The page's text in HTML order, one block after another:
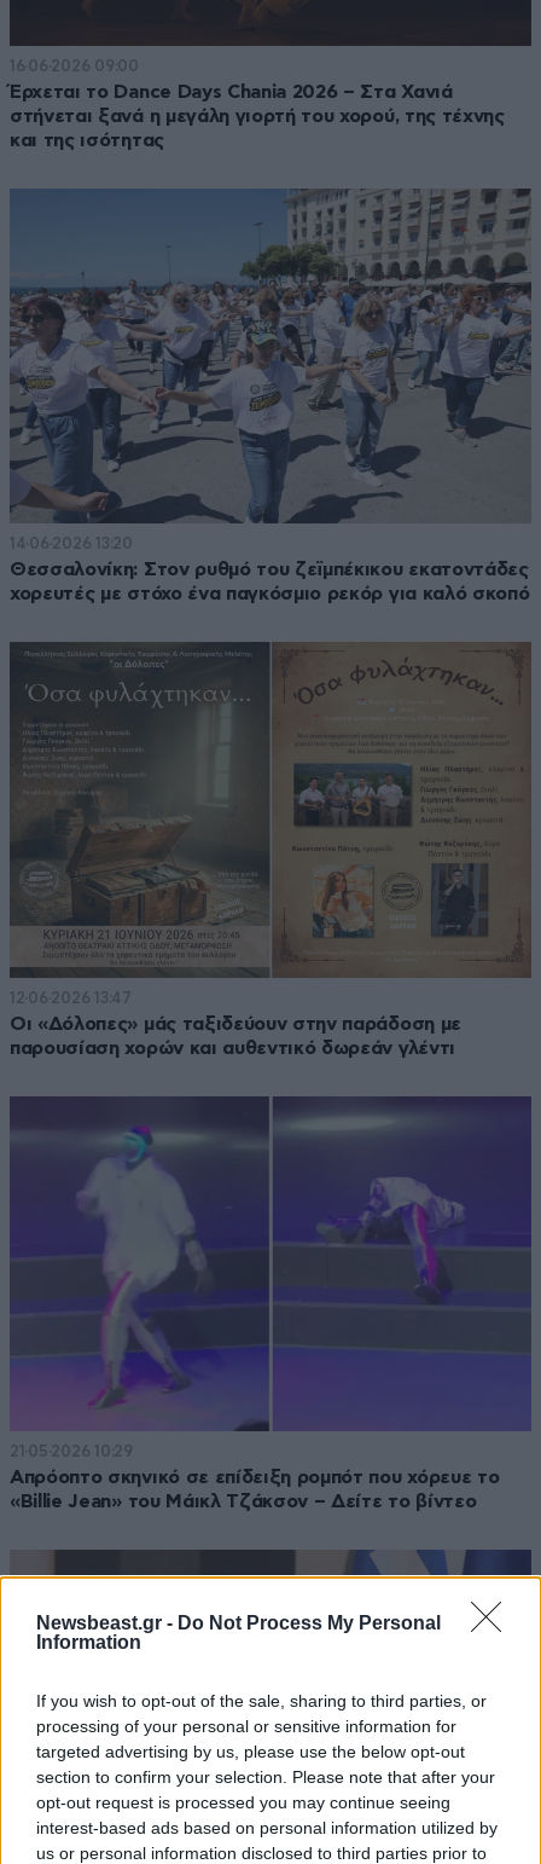
Newsbeast.gr - Do Not Process My Personal
Information
If you wish to opt-out of the sale, sharing to third parties, or
processing of your personal or sensitive information for
targeted advertising by us, please use the below opt-out
section to confirm your selection. Please note that after your
opt-out request is processed you may continue seeing
interest-based ads based on personal information utilized by
us or personal information disclosed to third parties prior to
16·06·2026 09:00
Έρχεται το Dance Days Chania 2026 – Στα Χανιά
στήνεται ξανά η μεγάλη γιορτή του χορού, της τέχνης
και της ισότητας
14·06·2026 13:20
Θεσσαλονίκη: Στον ρυθμό του ζεϊμπέκικου εκατοντάδες
χορευτές με στόχο ένα παγκόσμιο ρεκόρ για καλό σκοπό
12·06·2026 13:47
Οι «Δόλοπες» μάς ταξιδεύουν στην παράδοση με
παρουσίαση χορών και αυθεντικό δωρεάν γλέντι
21·05·2026 10:29
Απρόοπτο σκηνικό σε επίδειξη ρομπότ που χόρευε το
«Billie Jean» του Μάικλ Τζάκσον – Δείτε το βίντεο